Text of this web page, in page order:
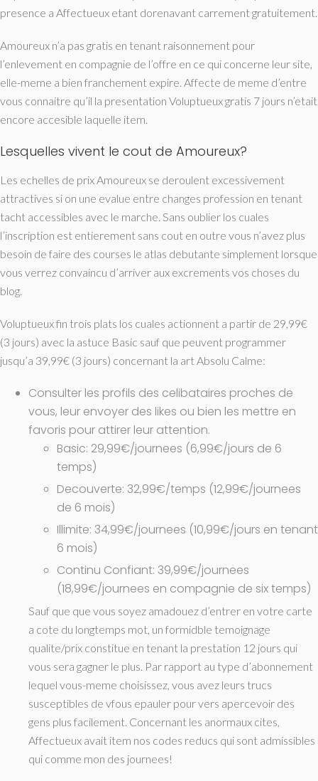
presence a Affectueux etant dorenavant carrement gratuitement.
Amoureux n’a pas gratis en tenant raisonnement pour
l’enlevement en compagnie de l’offre en ce qui concerne leur site,
elle-meme a bien franchement expire. Affecte de meme d’entre
vous connaitre qu’il la presentation Voluptueux gratis 7 jours n’etait
encore accesible laquelle item.
Lesquelles vivent le cout de Amoureux?
Les echelles de prix Amoureux se deroulent excessivement
attractives si on une evalue entre changes profession en tenant
tacht accessibles avec le marche. Sans oublier los cuales
l’inscription est entierement sans cout en outre vous n’avez plus
besoin de faire des courses le atlas debutante simplement lorsque
vous verrez convaincu d’arriver aux excrements vos choses du
blog.
Voluptueux fin trois plats los cuales actionnent a partir de 29,99€
(3 jours) avec la astuce Basic sauf que peuvent programmer
jusqu’a 39,99€ (3 jours) concernant la art Absolu Calme:
Consulter les profils des celibataires proches de
vous, leur envoyer des likes ou bien les mettre en
favoris pour attirer leur attention.
Basic: 29,99€/journees (6,99€/jours de 6
temps)
Decouverte: 32,99€/temps (12,99€/journees
de 6 mois)
Illimite: 34,99€/journees (10,99€/jours en tenant
6 mois)
Continu Confiant: 39,99€/journees
(18,99€/journees en compagnie de six temps)
Sauf que que vous soyez amadouez d’entrer en votre carte
a cote du longtemps mot, un formidble temoignage
qualite/prix constitue en tenant la prestation 12 jours qui
vous sera gagner le plus. Par rapport au type d’abonnement
lequel vous-meme choisissez, vous avez leurs trucs
susceptibles de vfous epauler pour vers apercevoir des
gens plus facilement. Concernant les anormaux cites,
Affectueux avait item nos codes reducs qui sont admissibles
qui comme mon des journees!